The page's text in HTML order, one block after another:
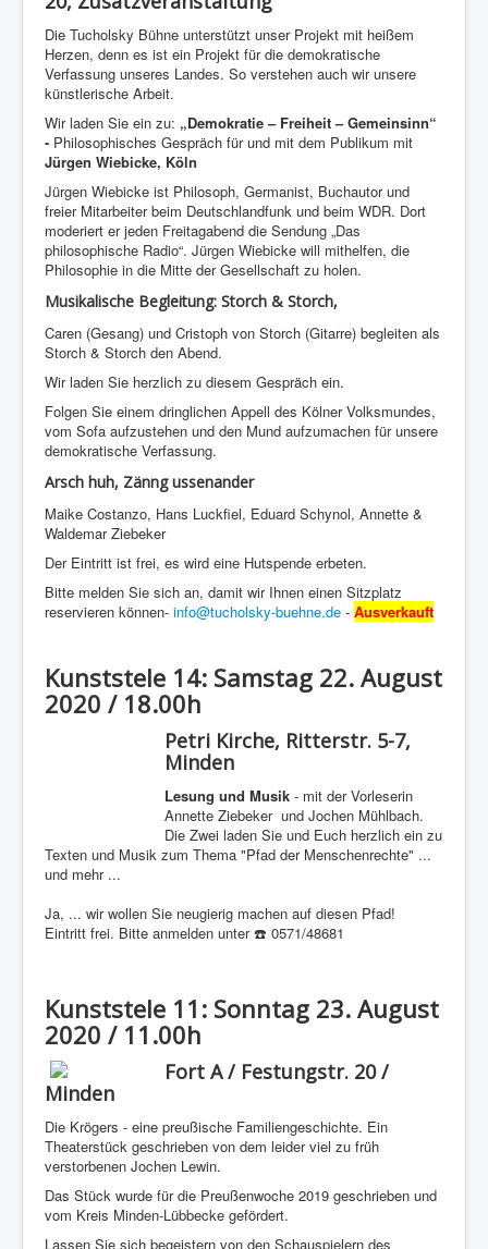
Die Tucholsky Bühne unterstützt unser Projekt mit heißem
Herzen, denn es ist ein Projekt für die demokratische
Verfassung unseres Landes. So verstehen auch wir unsere
künstlerische Arbeit.
Wir laden Sie ein zu: „Demokratie – Freiheit – Gemeinsinn“
- Philosophisches Gespräch für und mit dem Publikum mit
Jürgen Wiebicke, Köln
Jürgen Wiebicke ist Philosoph, Germanist, Buchautor und
freier Mitarbeiter beim Deutschlandfunk und beim WDR. Dort
moderiert er jeden Freitagabend die Sendung „Das
philosophische Radio“. Jürgen Wiebicke will mithelfen, die
Philosophie in die Mitte der Gesellschaft zu holen.
Musikalische Begleitung: Storch & Storch,
Caren (Gesang) und Cristoph von Storch (Gitarre) begleiten als
Storch & Storch den Abend.
Wir laden Sie herzlich zu diesem Gespräch ein.
Folgen Sie einem dringlichen Appell des Kölner Volksmundes,
vom Sofa aufzustehen und den Mund aufzumachen für unsere
demokratische Verfassung.
Arsch huh, Zänng ussenander
Maike Costanzo, Hans Luckfiel, Eduard Schynol, Annette &
Waldemar Ziebeker
Der Eintritt ist frei, es wird eine Hutspende erbeten.
Bitte melden Sie sich an, damit wir Ihnen einen Sitzplatz
reservieren können- info@tucholsky-buehne.de - Ausverkauft
Kunststele 14: Samstag 22. August
2020 / 18.00h
Petri Kirche, Ritterstr. 5-7,
Minden
Lesung und Musik - mit der Vorleserin
Annette Ziebeker und Jochen Mühlbach.
Die Zwei laden Sie und Euch herzlich ein zu
Texten und Musik zum Thema "Pfad der Menschenrechte" ...
und mehr ...
Ja, ... wir wollen Sie neugierig machen auf diesen Pfad!
Eintritt frei. Bitte anmelden unter ☎️ 0571/48681
Kunststele 11: Sonntag 23. August
2020 / 11.00h
Fort A / Festungstr. 20 /
Minden
Die Krögers - eine preußische Familiengeschichte. Ein
Theaterstück geschrieben von dem leider viel zu früh
verstorbenen Jochen Lewin.
Das Stück wurde für die Preußenwoche 2019 geschrieben und
vom Kreis Minden-Lübbecke gefördert.
Lassen Sie sich begeistern von den Schauspielern des